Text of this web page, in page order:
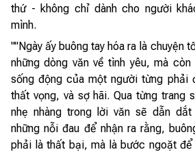
thứ - không chỉ dành cho người
mình.
""Ngày ấy buông tay hóa ra là chuyện
những dòng văn về tình yêu, mà
sống động của một người từng phải
thất vọng, và sợ hãi. Qua từng trang
nhẹ nhàng trong lời văn sẽ dẫn
những nỗi đau để nhận ra rằng,
phải là thất bại, mà là bước ngoặt